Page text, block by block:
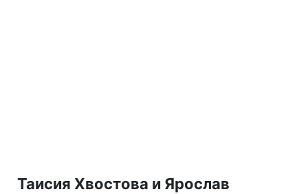
Таисия Хвостова и Ярослав